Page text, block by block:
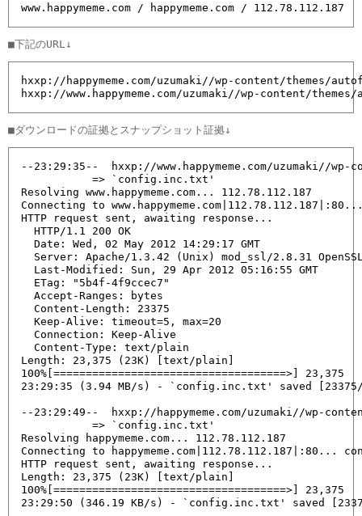
www.happymeme.com / happymeme.com / 112.78.112.187
hxxp://happymeme.com/uzumaki//wp-content/themes/
hxxp://www.happymeme.com/uzumaki//wp-content/
--23:29:35--  hxxp://www.happymeme.com/uzumaki//
           => `config.inc.txt'
Resolving www.happymeme.com... 112.78.112.187
Connecting to
HTTP request sent, awaiting response...
  HTTP/1.1 200 OK
  Date: Wed, 02 May 2012 14:29:17 GMT
Server: Apache/1.3.42 (Unix) mod_ssl/2.8.31
  Last-Modified: Sun, 29 Apr 2012 05:16:55 GMT
  ETag: "5b4f-4f9ccec7"
  Accept-Ranges: bytes
  Content-Length: 23375
  Keep-Alive: timeout=5, max=20
  Connection: Keep-Alive
  Content-Type: text/plain
Length: 23,375 (23K) [text/plain]
100%[====================================>]
23:29:35 (3.94 MB/s) - `config.inc.txt' saved [23375/
--23:29:49--  hxxp://happymeme.com/uzumaki//wp-
           => `config.inc.txt'
Resolving happymeme.com... 112.78.112.187
Connecting to happymeme.com|112.78.112.187|:80...
HTTP request sent, awaiting response...
Length: 23,375 (23K) [text/plain]
100%[====================================>]
23:29:50 (346.19 KB/s) - `config.inc.txt' saved